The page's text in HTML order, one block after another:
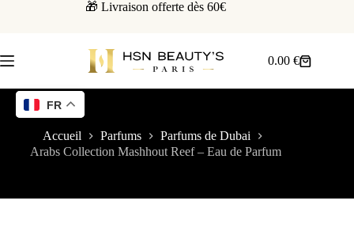
🎁 Livraison offerte dès 60€
0.00€
Accueil Parfums
Parfums de Dubai
Arabs Collection Mashhout Reef – Eau de Parfum
FR